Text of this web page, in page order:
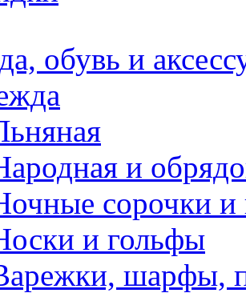
обувь и
и
сорочки
и гольфы
шарфы,